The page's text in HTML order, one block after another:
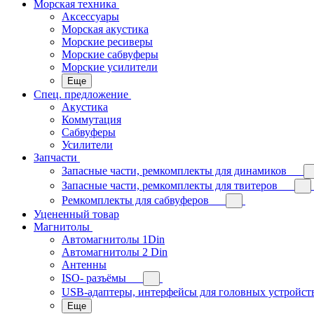
Морская техника
Аксессуары
Морская акустика
Морские ресиверы
Морские сабвуферы
Морские усилители
Еще
Спец. предложение
Акустика
Коммутация
Сабвуферы
Усилители
Запчасти
Запасные части, ремкомплекты для динамиков
Запасные части, ремкомплекты для твитеров
Ремкомплекты для сабвуферов
Уцененный товар
Магнитолы
Автомагнитолы 1Din
Автомагнитолы 2 Din
Антенны
ISO- разъёмы
USB-адаптеры, интерфейсы для головных
Еще